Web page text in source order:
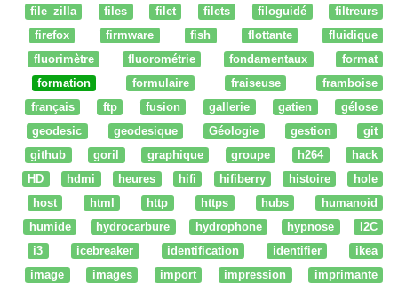
file zilla files filet filets filoguidé
filtreurs
firefox
firmware fish flottante
fluidique
fluorimètre
fluorométrie fondamentaux
format
formation
formulaire fraiseuse
framboise
français
ftp fusion gallerie gatien
gélose
geodesic
geodesique Géologie gestion
git
github
goril graphique groupe h264
hack
HD
hdmi heures hifi hifiberry histoire
hole
host
html http https hubs
humanoid
humide
hydrocarbure hydrophone hypnose
I2C
i3
icebreaker identification identifier
ikea
image
images import impression
imprimante